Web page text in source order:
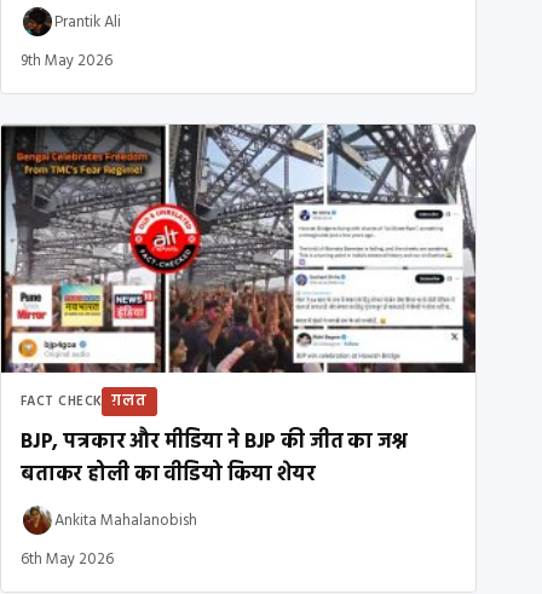
Prantik Ali
9th May 2026
FACT CHECK ग़लत
BJP, पत्रकार और मीडिया ने BJP की जीत का जश्न
बताकर होली का वीडियो किया शेयर
Ankita Mahalanobish
6th May 2026